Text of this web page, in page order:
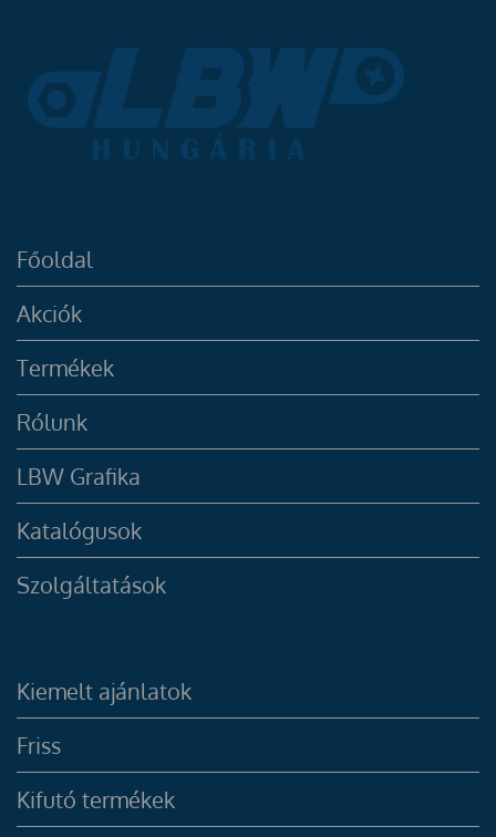
Főoldal
Akciók
Termékek
Rólunk
LBW Grafika
Katalógusok
Szolgáltatások
Kiemelt ajánlatok
Friss
Kifutó termékek